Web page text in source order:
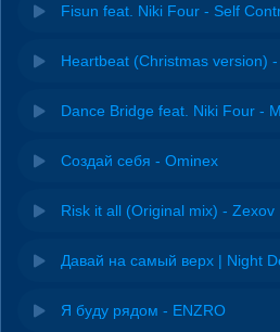
Fisun feat. Niki Four - Self
Heartbeat (Christmas version)
Dance Bridge feat. Niki Four -
Создай себя - Ominex
Risk it all (Original mix) - Zexov
Давай на самый верх | Night
Я буду рядом - ENZRO